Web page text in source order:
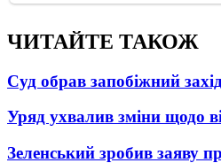
ЧИТАЙТЕ ТАКОЖ
Суд обрав запобіжний
Уряд ухвалив зміни щодо
Зеленський зробив заяву